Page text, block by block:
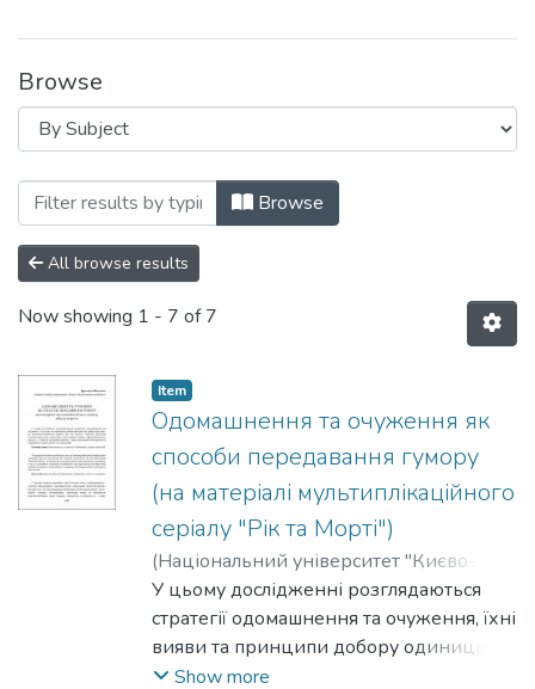
Browse
Browsing Мовний простір by Subject
Browse
All browse results
Now showing 1 - 7 of 7
Item
Одомашнення та очуження як
способи передавання гумору
(на матеріалі мультиплікаційного
серіалу "Рік та Морті")
(Національний університет "Києво-
Могилянська академія",2023)Штанько,
Ярослава
У цьому дослідженні розглядаються
стратегії одомашнення та очуження, їхні
вияви та принципи добору одиниць
для перекладу гумору
Show more